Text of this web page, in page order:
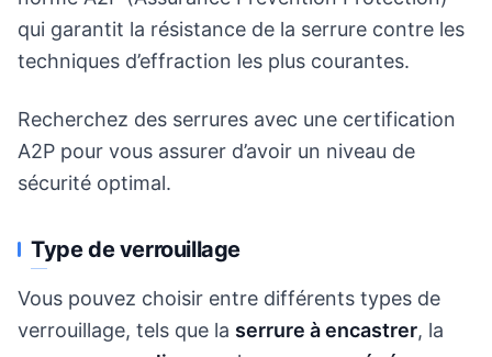
qui garantit la résistance de la serrure contre les
techniques d’effraction les plus courantes.
Recherchez des serrures avec une certification
A2P pour vous assurer d’avoir un niveau de
sécurité optimal.
Type de verrouillage
Vous pouvez choisir entre différents types de
verrouillage, tels que la serrure à encastrer, la